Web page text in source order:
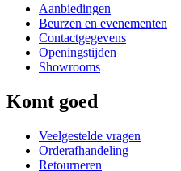
Aanbiedingen
Beurzen en evenementen
Contactgegevens
Openingstijden
Showrooms
Komt goed
Veelgestelde vragen
Orderafhandeling
Retourneren